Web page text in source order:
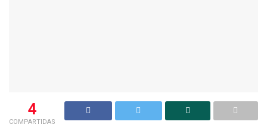
4
COMPARTIDAS